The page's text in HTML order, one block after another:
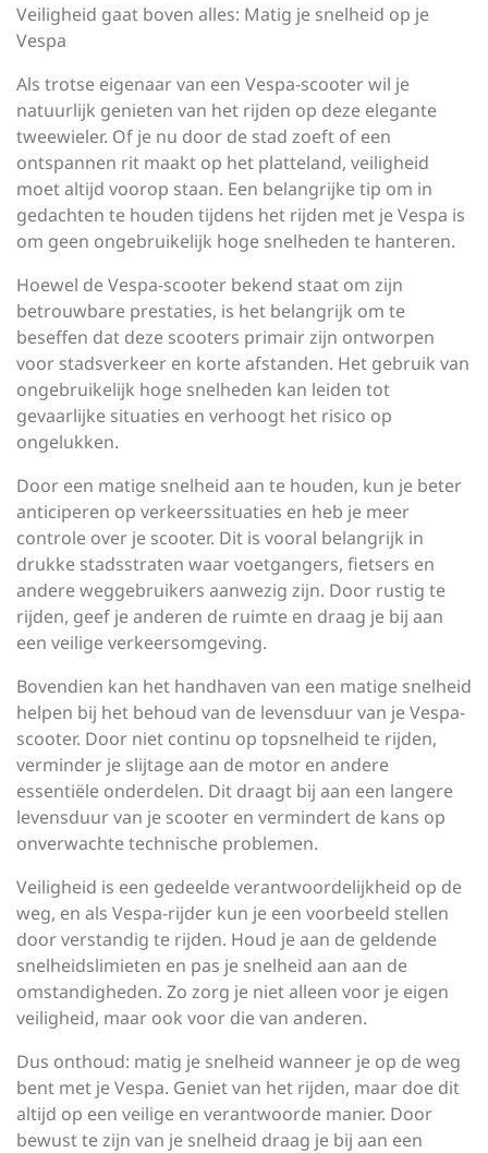
Veiligheid gaat boven alles: Matig je snelheid op je
Vespa
Als trotse eigenaar van een Vespa-scooter wil je
natuurlijk genieten van het rijden op deze elegante
tweewieler. Of je nu door de stad zoeft of een
ontspannen rit maakt op het platteland, veiligheid
moet altijd voorop staan. Een belangrijke tip om in
gedachten te houden tijdens het rijden met je Vespa is
om geen ongebruikelijk hoge snelheden te hanteren.
Hoewel de Vespa-scooter bekend staat om zijn
betrouwbare prestaties, is het belangrijk om te
beseffen dat deze scooters primair zijn ontworpen
voor stadsverkeer en korte afstanden. Het gebruik van
ongebruikelijk hoge snelheden kan leiden tot
gevaarlijke situaties en verhoogt het risico op
ongelukken.
Door een matige snelheid aan te houden, kun je beter
anticiperen op verkeerssituaties en heb je meer
controle over je scooter. Dit is vooral belangrijk in
drukke stadsstraten waar voetgangers, fietsers en
andere weggebruikers aanwezig zijn. Door rustig te
rijden, geef je anderen de ruimte en draag je bij aan
een veilige verkeersomgeving.
Bovendien kan het handhaven van een matige snelheid
helpen bij het behoud van de levensduur van je Vespa-
scooter. Door niet continu op topsnelheid te rijden,
verminder je slijtage aan de motor en andere
essentiële onderdelen. Dit draagt bij aan een langere
levensduur van je scooter en vermindert de kans op
onverwachte technische problemen.
Veiligheid is een gedeelde verantwoordelijkheid op de
weg, en als Vespa-rijder kun je een voorbeeld stellen
door verstandig te rijden. Houd je aan de geldende
snelheidslimieten en pas je snelheid aan aan de
omstandigheden. Zo zorg je niet alleen voor je eigen
veiligheid, maar ook voor die van anderen.
Dus onthoud: matig je snelheid wanneer je op de weg
bent met je Vespa. Geniet van het rijden, maar doe dit
altijd op een veilige en verantwoorde manier. Door
bewust te zijn van je snelheid draag je bij aan een